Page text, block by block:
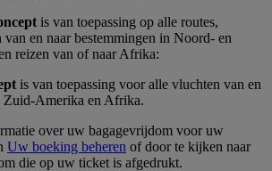
is van toepassing op alle routes,
van en naar bestemmingen in Noord- en
reizen van of naar Afrika:
is van toepassing voor alle vluchten van en
Zuid-Amerika en Afrika.
over uw bagagevrijdom voor uw
Uw boeking beheren of door te kijken naar
die op uw ticket is afgedrukt.